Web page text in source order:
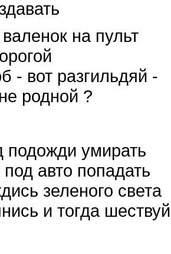
на пульт
- вот разгильдяй -
родной ?
подожди умирать
авто попадать
зеленого света
и тогда